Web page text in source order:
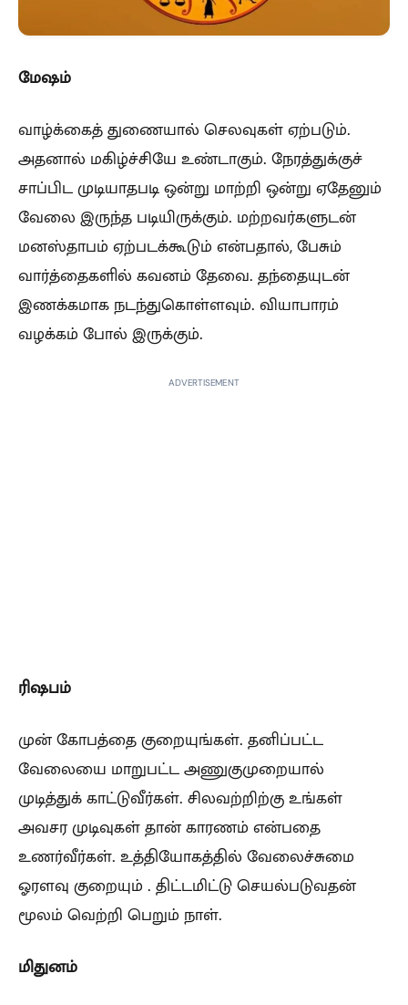
மேஷம்
வாழ்க்கைத் துணையால் செலவுகள் ஏற்படும்.
அதனால் மகிழ்ச்சியே உண்டாகும். நேரத்துக்குச்
சாப்பிட முடியாதபடி ஒன்று மாற்றி ஒன்று ஏதேனும்
வேலை இருந்த படியிருக்கும். மற்றவர்களுடன்
மனஸ்தாபம் ஏற்படக்கூடும் என்பதால், பேசும்
வார்த்தைகளில் கவனம் தேவை. தந்தையுடன்
இணக்கமாக நடந்துகொள்ளவும். வியாபாரம்
வழக்கம் போல் இருக்கும்.
ADVERTISEMENT
ரிஷபம்
முன் கோபத்தை குறையுங்கள். தனிப்பட்ட
வேலையை மாறுபட்ட அணுகுமுறையால்
முடித்துக் காட்டுவீர்கள். சிலவற்றிற்கு உங்கள்
அவசர முடிவுகள் தான் காரணம் என்பதை
உணர்வீர்கள். உத்தியோகத்தில் வேலைச்சுமை
ஓரளவு குறையும் . திட்டமிட்டு செயல்படுவதன்
மூலம் வெற்றி பெறும் நாள்.
மிதுனம்